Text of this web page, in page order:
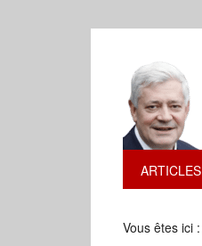
ARTICLES
Vous êtes ici :